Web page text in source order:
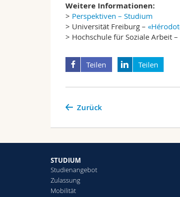
Weitere Informationen:
> Perspektiven – Studium
> Universität Freiburg –
> Hochschule für Soziale Arbeit –
Teilen Teilen
Zurück
STUDIUM
Studienangebot
Zulassung
Mobilität